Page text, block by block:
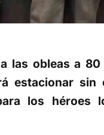
estacionar
los héroes